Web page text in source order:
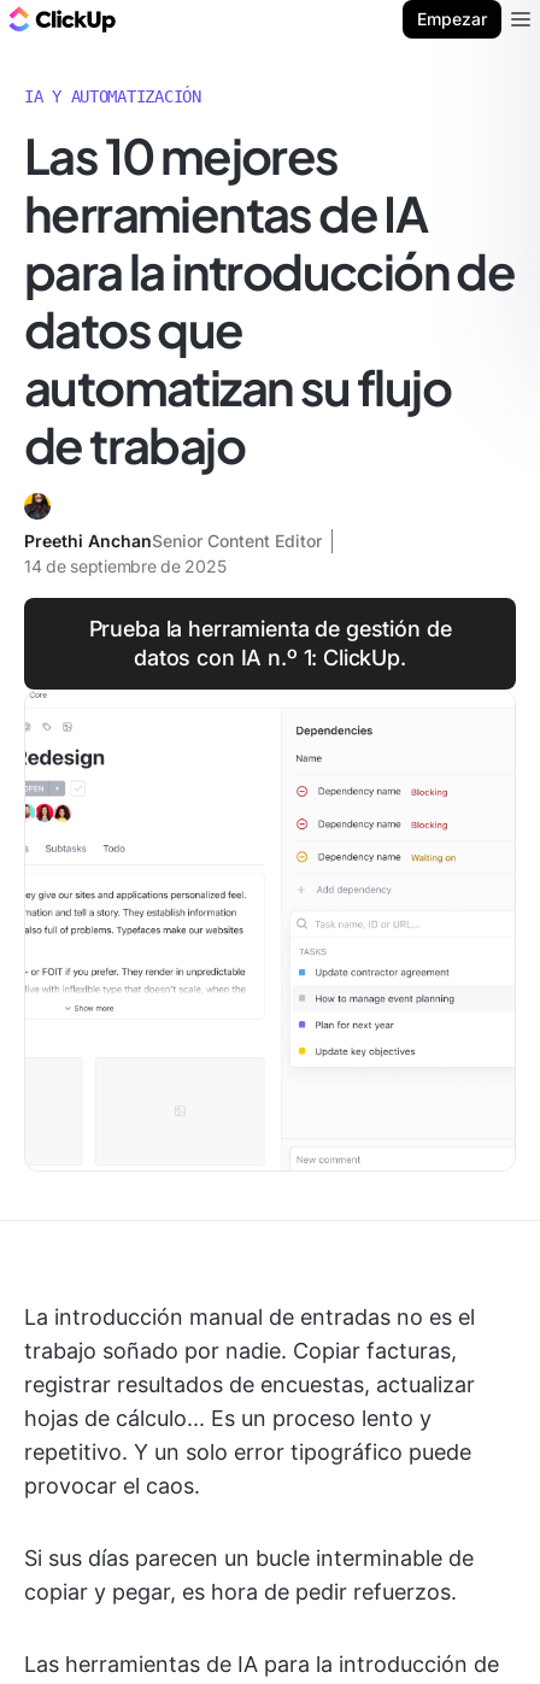
Empezar
IA Y AUTOMATIZACIÓN
Las 10 mejores
herramientas de IA
para la introducción de
datos que
automatizan su flujo
de trabajo
Preethi AnchanSenior Content Editor
14 de septiembre de 2025
Prueba la herramienta de gestión de
datos con IA n.º 1: ClickUp.
La introducción manual de entradas no es el
trabajo soñado por nadie. Copiar facturas,
registrar resultados de encuestas, actualizar
hojas de cálculo... Es un proceso lento y
repetitivo. Y un solo error tipográfico puede
provocar el caos.
Si sus días parecen un bucle interminable de
copiar y pegar, es hora de pedir refuerzos.
Las herramientas de IA para la introducción de